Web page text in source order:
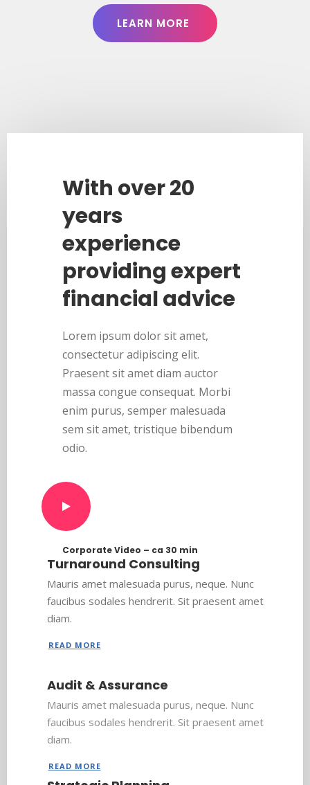
LEARN MORE
With over 20
years
experience
providing expert
financial advice
Lorem ipsum dolor sit amet,
consectetur adipiscing elit.
Praesent sit amet diam auctor
massa congue consequat. Morbi
enim purus, semper malesuada
sem sit amet, tristique bibendum
odio.
Corporate Video – ca 30 min
Turnaround Consulting
Mauris amet malesuada purus, neque. Nunc
faucibus sodales hendrerit. Sit praesent amet
diam.
READ MORE
Audit & Assurance
Mauris amet malesuada purus, neque. Nunc
faucibus sodales hendrerit. Sit praesent amet
diam.
READ MORE